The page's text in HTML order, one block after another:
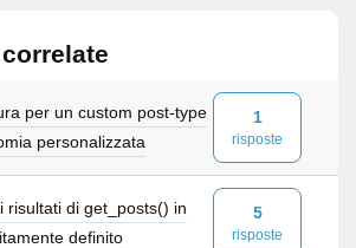
per un custom post-type
personalizzata
1
risposte
risultati di get_posts() in
definito
5
risposte